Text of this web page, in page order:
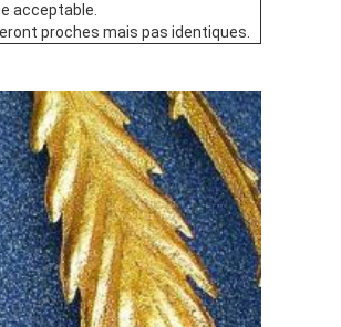
acceptable.
proches mais pas identiques.